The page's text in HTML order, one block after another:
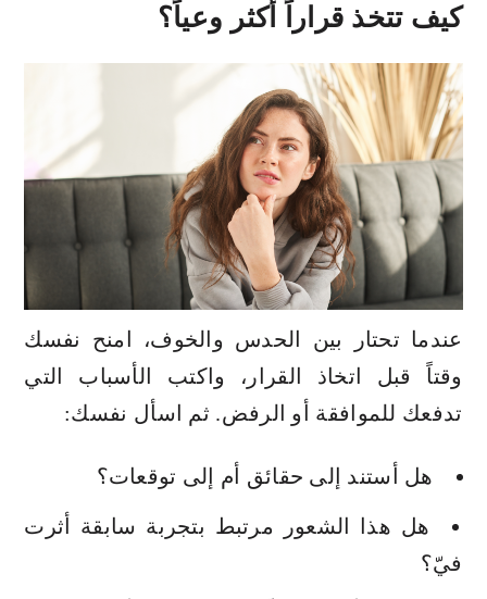
كيف تتخذ قراراً أكثر وعياً؟
عندما تحتار بين الحدس والخوف، امنح نفسك
وقتاً قبل اتخاذ القرار، واكتب الأسباب التي
تدفعك للموافقة أو الرفض. ثم اسأل نفسك:
هل أستند إلى حقائق أم إلى توقعات؟
هل هذا الشعور مرتبط بتجربة سابقة أثرت
فيّ؟